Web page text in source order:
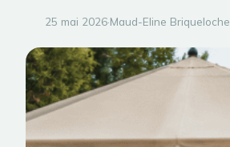
25 mai 2026·Maud-Eline Briqueloche